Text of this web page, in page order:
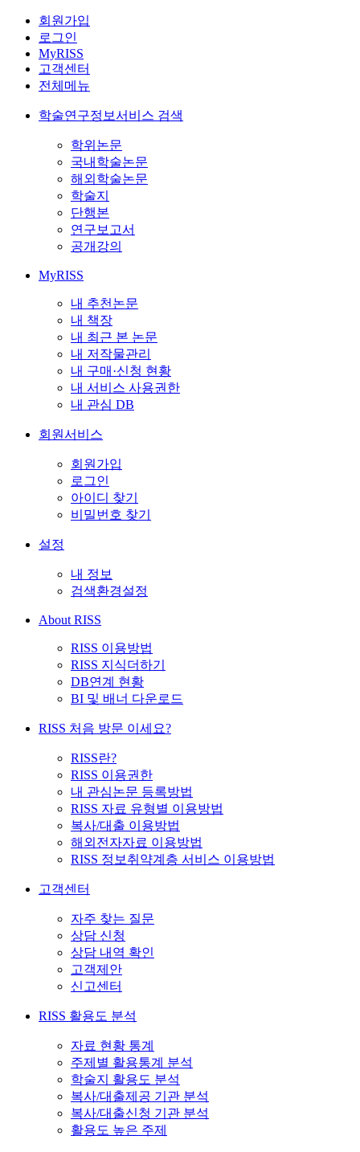
회원가입
로그인
MyRISS
고객센터
전체메뉴
학술연구정보서비스 검색
학위논문
국내학술논문
해외학술논문
학술지
단행본
연구보고서
공개강의
MyRISS
내 추천논문
내 책장
내 최근 본 논문
내 저작물관리
내 구매·신청 현황
내 서비스 사용권한
내 관심 DB
회원서비스
회원가입
로그인
아이디 찾기
비밀번호 찾기
설정
내 정보
검색환경설정
About RISS
RISS 이용방법
RISS 지식더하기
DB연계 현황
BI 및 배너 다운로드
RISS 처음 방문 이세요?
RISS란?
RISS 이용권한
내 관심논문 등록방법
RISS 자료 유형별 이용방법
복사/대출 이용방법
해외전자자료 이용방법
RISS 정보취약계층 서비스 이용방법
고객센터
자주 찾는 질문
상담 신청
상담 내역 확인
고객제안
신고센터
RISS 활용도 분석
자료 현황 통계
주제별 활용통계 분석
학술지 활용도 분석
복사/대출제공 기관 분석
복사/대출신청 기관 분석
활용도 높은 주제